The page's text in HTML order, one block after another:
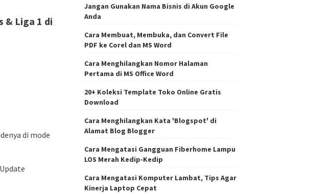
& Liga 1 di
di mode
Jangan Gunakan Nama Bisnis di Akun Google
Anda
Cara Membuat, Membuka, dan Convert File
PDF ke Corel dan MS Word
Cara Menghilangkan Nomor Halaman
Pertama di MS Office Word
20+ Koleksi Template Toko Online Gratis
Download
Cara Menghilangkan Kata 'Blogspot' di
Alamat Blog Blogger
Cara Mengatasi Gangguan Fiberhome Lampu
LOS Merah Kedip-Kedip
Cara Mengatasi Komputer Lambat, Tips Agar
Kinerja Laptop Cepat